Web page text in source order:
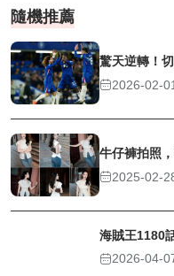
隨機推薦
驚天逆轉！
2026-02-01
牛仔褲拍照
2025-02-
海賊王1180
2026-04-